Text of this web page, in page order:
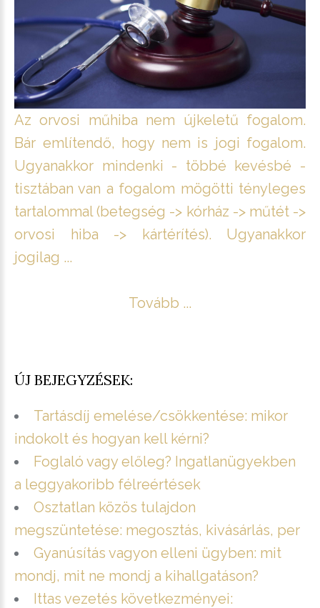
Az orvosi műhiba nem újkeletű fogalom.
Bár említendő, hogy nem is jogi fogalom.
Ugyanakkor mindenki - többé kevésbé -
tisztában van a fogalom mögötti tényleges
tartalommal (betegség -> kórház -> műtét ->
orvosi hiba -> kártérítés). Ugyanakkor
jogilag ...
Tovább ...
ÚJ BEJEGYZÉSEK:
Tartásdíj emelése/csökkentése: mikor
indokolt és hogyan kell kérni?
Foglaló vagy előleg? Ingatlanügyekben
a leggyakoribb félreértések
Osztatlan közös tulajdon
megszüntetése: megosztás, kivásárlás, per
Gyanúsítás vagyon elleni ügyben: mit
mondj, mit ne mondj a kihallgatáson?
Ittas vezetés következményei: